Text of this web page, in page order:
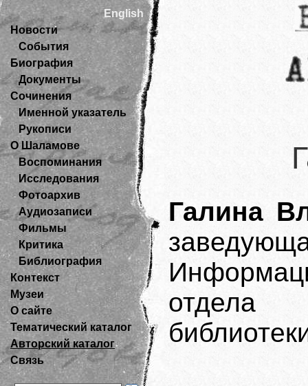
English
Новости
События
Биография
Документы
Сочинения
Именной указатель
Рукописи
О Шаламове
Воспоминания
Исследования
Фотоархив
Аудиозаписи
Фильмы
Критика
Библиография
Контекст
Музеи
О сайте
Тематический каталог
Авторский каталог
Связь
Галина
отдела